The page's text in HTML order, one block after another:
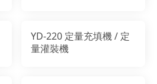
YD-220 定量充填機 / 定
量灌裝機